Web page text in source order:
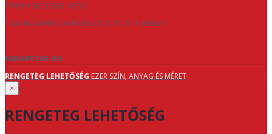
TÍMEA +36 20 561 46 33
1047 BUDAPEST BAROSS UTCA 75-77. 1 EMELET
KANAPETAR.HU
RENGETEG LEHETŐSÉG EZER SZÍN, ANYAG ÉS MÉRET
×
RENGETEG LEHETŐSÉG